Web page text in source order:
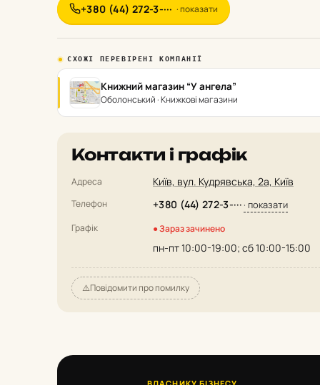
+380 (44) 272-3-··· · показати
СХОЖІ ПЕРЕВІРЕНІ КОМПАНІЇ
Книжний магазин “У ангела”
Оболонський · Книжкові магазини
Контакти і графік
Адреса Київ, вул. Кудрявська, 2а, Київ
Телефон +380 (44) 272-3-··· · показати
Графік ● Зараз зачинено
пн-пт 10:00-19:00; сб 10:00-15:00
⚠️Повідомити про помилку